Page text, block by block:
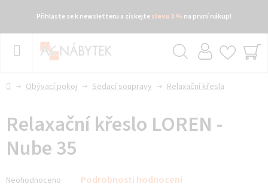
Přihlaste se k newsletteru a získejteslevu 3 % na první nákup!
Přejít
DomůObývací pokoj Sedací soupravy Relaxační křesla
Relaxační křeslo LOREN -
Nube 35
Neohodnoceno Podrobnosti hodnocení